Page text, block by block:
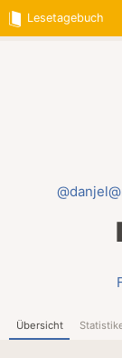
Lesetagebuch
Übersicht